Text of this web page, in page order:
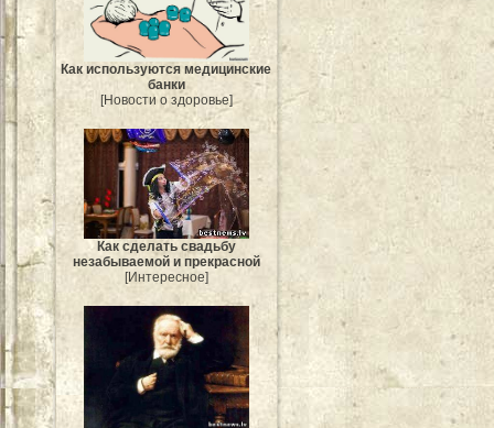
Как используются медицинские
банки
[Новости о здоровье]
Как сделать свадьбу
незабываемой и прекрасной
[Интересное]